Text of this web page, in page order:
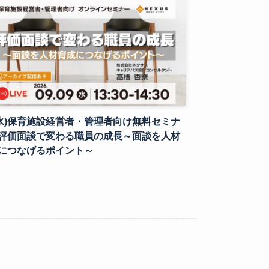
)保育施設経営者・管理者向け無料セミナ
価面談で変わる職員の成長～面談を人材
つなげるポイント～